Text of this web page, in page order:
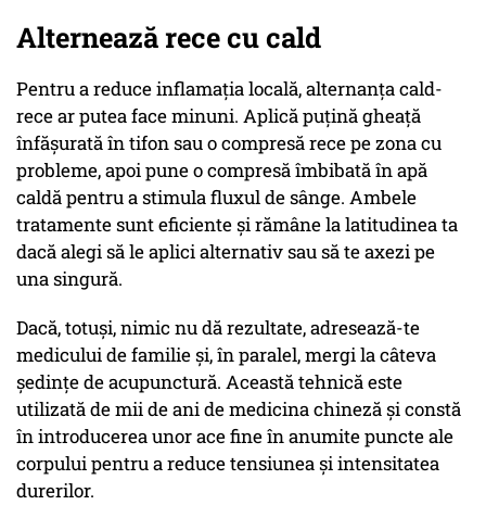
Alternează rece cu cald
Pentru a reduce inflamaţia locală, alternanţa cald-
rece ar putea face minuni. Aplică puţină gheaţă
înfăşurată în tifon sau o compresă rece pe zona cu
probleme, apoi pune o compresă îmbibată în apă
caldă pentru a stimula fluxul de sânge. Ambele
tratamente sunt eficiente şi rămâne la latitudinea ta
dacă alegi să le aplici alternativ sau să te axezi pe
una singură.
Dacă, totuşi, nimic nu dă rezultate, adresează-te
medicului de familie şi, în paralel, mergi la câteva
şedinţe de acupunctură. Această tehnică este
utilizată de mii de ani de medicina chineză şi constă
în introducerea unor ace fine în anumite puncte ale
corpului pentru a reduce tensiunea şi intensitatea
durerilor.